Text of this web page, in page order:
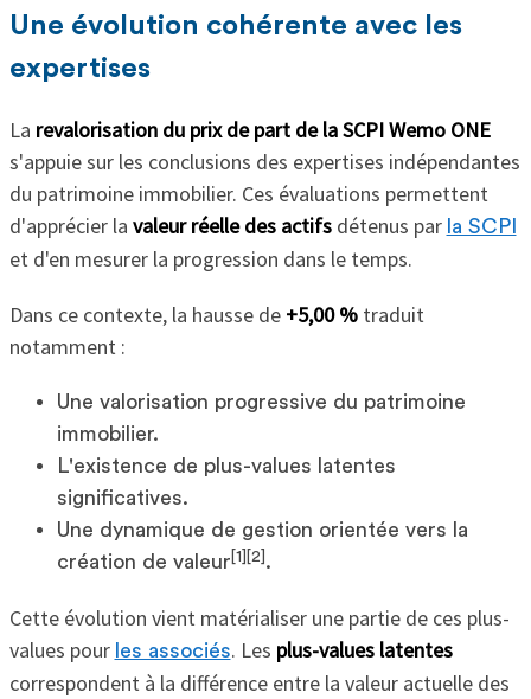
Une évolution cohérente avec les
expertises
La revalorisation du prix de part de laSCPI Wemo ONE
s'appuie sur les conclusions des expertises indépendantes
du patrimoine immobilier. Ces évaluations permettent
d'apprécier la valeur réelle des actifsdétenus par la SCPI
et d'en mesurer la progression dans le temps.
Dans ce contexte, la hausse de +5,00 %traduit
notamment :
Une valorisation progressive du patrimoine
immobilier.
L'existence de plus-values latentes
significatives.
Une dynamique de gestion orientée vers la
création de valeur [1][2] .
Cette évolution vient matérialiser une partie de ces plus-
values pour les associés. Les plus-values latentes
correspondent à la différence entre la valeur actuelle des